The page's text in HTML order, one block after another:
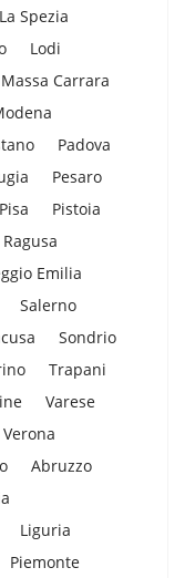
La Spezia
Lodi
Massa Carrara
Padova
Pesaro
Pisa
Pistoia
Ragusa
Emilia
Salerno
Sondrio
Trapani
Varese
Verona
Abruzzo
Liguria
Piemonte